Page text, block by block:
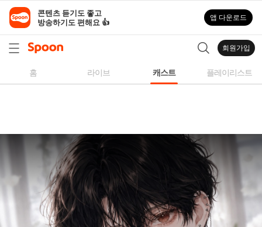
라
자
곡,
성
대
모
콘텐츠 듣기도 좋고
방송하기도 편해요 👍
앱 다운로드
회원가입
홈 라이브 캐스트 플레이리스트